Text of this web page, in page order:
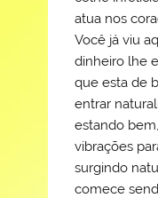
atua nos
Você já viu
dinheiro lhe
que esta de
entrar
estando
vibrações
surgindo
comece